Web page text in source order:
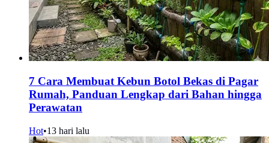
7 Cara Membuat Kebun Botol Bekas di Pagar
Rumah, Panduan Lengkap dari Bahan hingga
Perawatan
Hot•13 hari lalu